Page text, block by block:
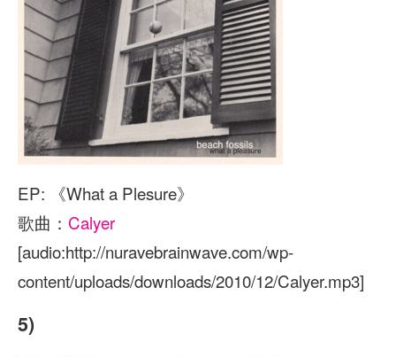
EP: 《What a Plesure》
歌曲： Calyer
[audio:http://nuravebrainwave.com/wp-
content/uploads/downloads/2010/12/Calyer.mp3]
5)